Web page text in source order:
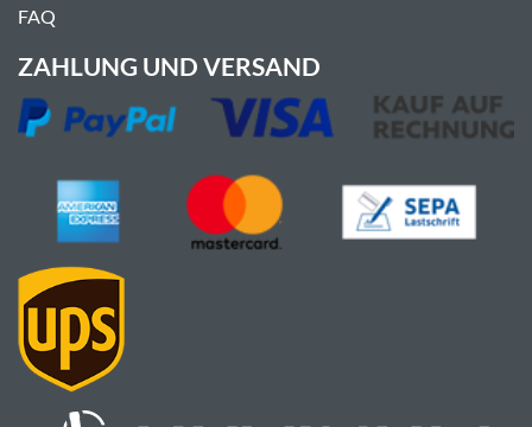
FAQ
ZAHLUNG UND VERSAND